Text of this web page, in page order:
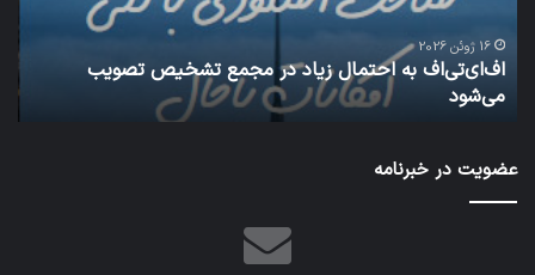
25 ژانویه 2022
شبکه 5G می‌تواند باعث سقوط هواپیما شود
عضویت در خبرنامه